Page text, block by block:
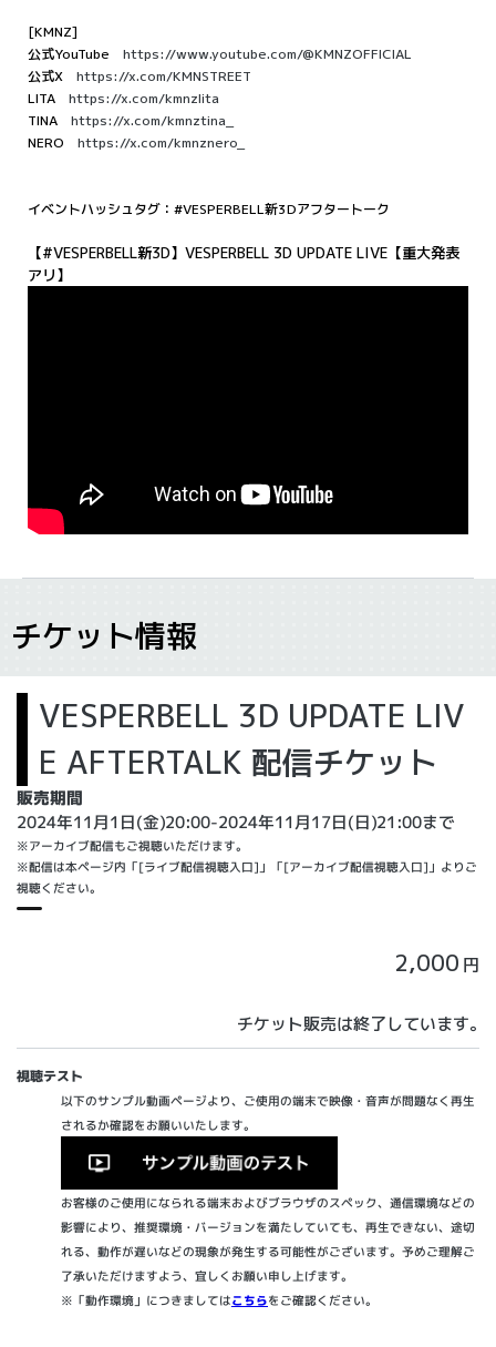
[KMNZ]
公式YouTube https://www.youtube.com/@KMNZOFFICIAL
公式X https://x.com/KMNSTREET
LITA https://x.com/kmnzlita
TINA https://x.com/kmnztina_
NERO https://x.com/kmnznero_
イベントハッシュタグ：#VESPERBELL新3Dアフタートーク
【#VESPERBELL新3D】VESPERBELL 3D UPDATE LIVE【重大発表
アリ】
チケット情報
VESPERBELL 3D UPDATE LIV
E AFTERTALK 配信チケット
販売期間
2024年11月1日(金)20:00-2024年11月17日(日)21:00まで
※アーカイブ配信もご視聴いただけます。
※配信は本ページ内「[ライブ配信視聴入口]」「[アーカイブ配信視聴入口]」よりご
視聴ください。
2,000 円
チケット販売は終了しています。
視聴テスト
以下のサンプル動画ページより、ご使用の端末で映像・音声が問題なく再生
されるか確認をお願いいたします。
お客様のご使用になられる端末およびブラウザのスペック、通信環境などの
影響により、推奨環境・バージョンを満たしていても、再生できない、途切
れる、動作が遅いなどの現象が発生する可能性がございます。予めご理解ご
了承いただけますよう、宜しくお願い申し上げます。
※「動作環境」につきましてはこちらをご確認ください。